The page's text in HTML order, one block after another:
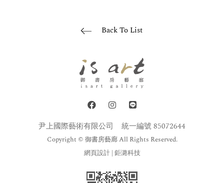
Back To List
尹上國際藝術有限公司 統一編號 85072644
Copyright © 御書房藝廊 All Rights Reserved.
網頁設計| 鉅潞科技